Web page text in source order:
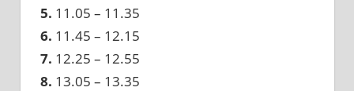
5. 11.05 – 11.35
6. 11.45 – 12.15
7. 12.25 – 12.55
8. 13.05 – 13.35